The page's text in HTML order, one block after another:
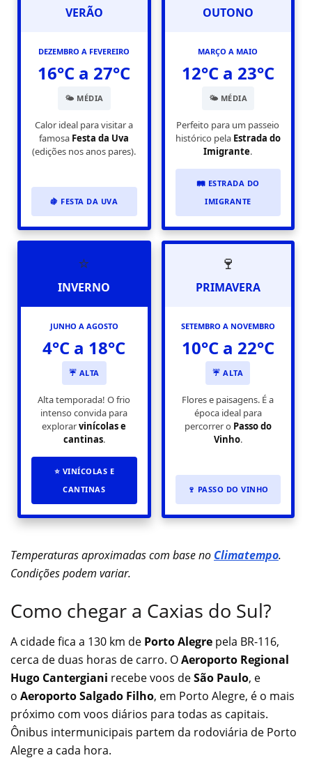
VERÃO
DEZEMBRO A FEVEREIRO
16°C a 27°C
🌤️ MÉDIA
Calor ideal para visitar a
famosa Festa da Uva
(edições nos anos pares).
🍇 FESTA DA UVA
OUTONO
MARÇO A MAIO
12°C a 23°C
🌤️ MÉDIA
Perfeito para um passeio
histórico pela Estrada do
Imigrante.
🛤️ ESTRADA DO
IMIGRANTE
⭐
INVERNO
JUNHO A AGOSTO
4°C a 18°C
☔ ALTA
Alta temporada! O frio
intenso convida para
explorarvinícolas e
cantinas.
⭐ VINÍCOLAS E
CANTINAS
🍷
PRIMAVERA
SETEMBRO A NOVEMBRO
10°C a 22°C
☔ ALTA
Flores e paisagens. É a
época ideal para
percorrer o Passo do
Vinho.
🍷 PASSO DO VINHO
Temperaturas aproximadas com base no Climatempo.
Condições podem variar.
Como chegar a Caxias do Sul?
A cidade fica a 130 km de Porto Alegre pela BR-116,
cerca de duas horas de carro. OAeroporto Regional
Hugo Cantergiani recebe voos deSão Paulo, e
o Aeroporto Salgado Filho, em Porto Alegre, é o mais
próximo com voos diários para todas as capitais.
Ônibus intermunicipais partem da rodoviária de Porto
Alegre a cada hora.